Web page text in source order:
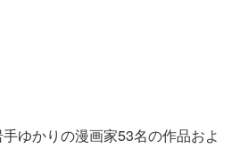
ゆかりの漫画家53名の作品およ